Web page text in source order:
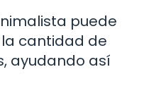
puede
cantidad de
ayudando así